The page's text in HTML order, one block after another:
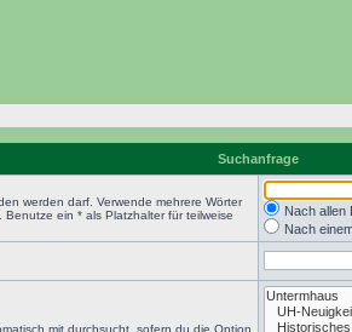
Suchanfrage
werden darf. Verwende mehrere Wörter
ein * als Platzhalter für teilweise
Nach allen
Nach
mit durchsucht, sofern du die Option